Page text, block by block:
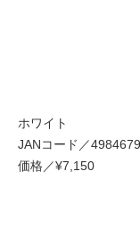
ホワイト
JANコード／
価格／¥7,150